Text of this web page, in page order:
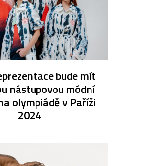
bude mít
nástupovou módní
olympiádě v Paříži
2024